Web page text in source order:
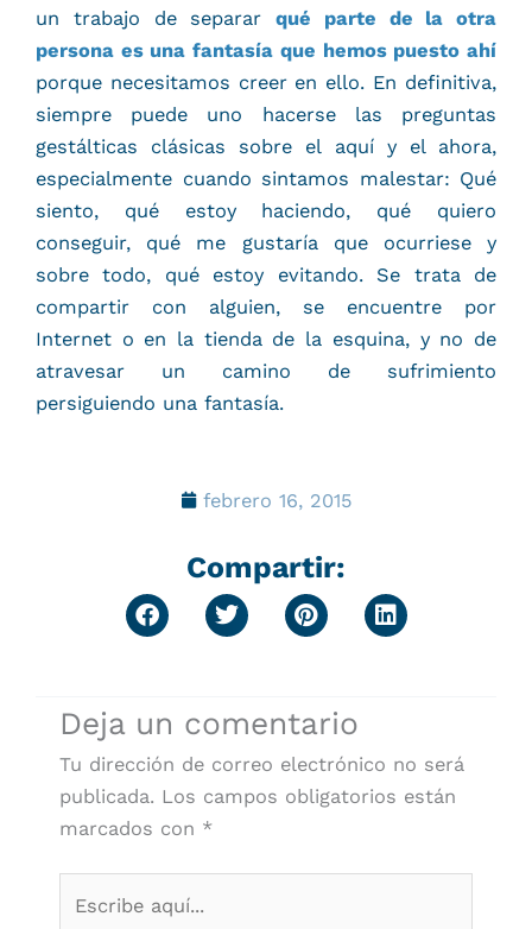
un trabajo de separar qué parte de la otra
persona es una fantasía que hemos puesto ahí
porque necesitamos creer en ello. En definitiva,
siempre puede uno hacerse las preguntas
gestálticas clásicas sobre el aquí y el ahora,
especialmente cuando sintamos malestar: Qué
siento, qué estoy haciendo, qué quiero
conseguir, qué me gustaría que ocurriese y
sobre todo, qué estoy evitando. Se trata de
compartir con alguien, se encuentre por
Internet o en la tienda de la esquina, y no de
atravesar un camino de sufrimiento
persiguiendo una fantasía.
febrero 16, 2015
Compartir:
Deja un comentario
Tu dirección de correo electrónico no será
publicada. Los campos obligatorios están
marcados con *